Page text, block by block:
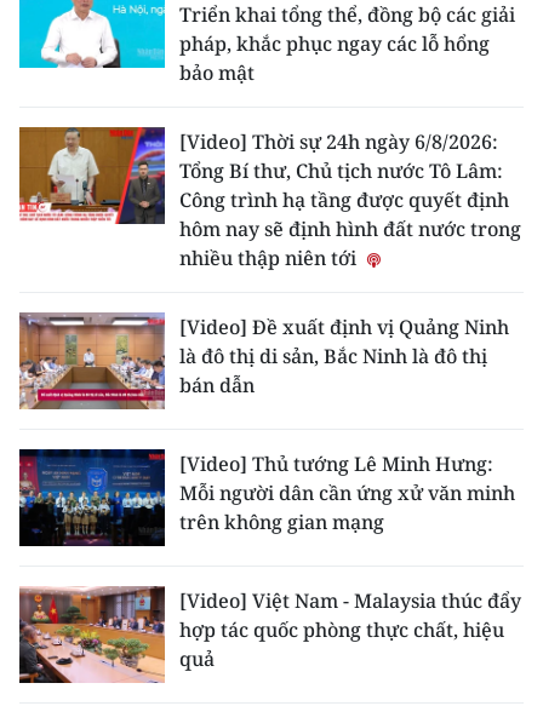
Triển khai tổng thể, đồng bộ các giải
pháp, khắc phục ngay các lỗ hổng
bảo mật
[Video] Thời sự 24h ngày 6/8/2026:
Tổng Bí thư, Chủ tịch nước Tô Lâm:
Công trình hạ tầng được quyết định
hôm nay sẽ định hình đất nước trong
nhiều thập niên tới
[Video] Đề xuất định vị Quảng Ninh
là đô thị di sản, Bắc Ninh là đô thị
bán dẫn
[Video] Thủ tướng Lê Minh Hưng:
Mỗi người dân cần ứng xử văn minh
trên không gian mạng
[Video] Việt Nam - Malaysia thúc đẩy
hợp tác quốc phòng thực chất, hiệu
quả